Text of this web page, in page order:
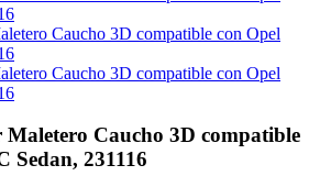
Maletero Caucho 3D compatible
Sedan, 231116